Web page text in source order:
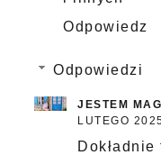
Odpowiedz
Odpowiedzi
JESTEM
LUTEGO
Dokładnie